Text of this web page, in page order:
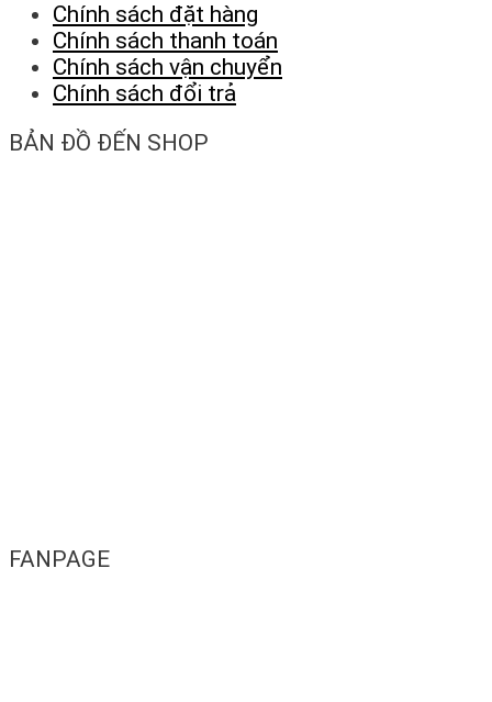
Chính sách đặt hàng
Chính sách thanh toán
Chính sách vận chuyển
Chính sách đổi trả
BẢN ĐỒ ĐẾN SHOP
FANPAGE